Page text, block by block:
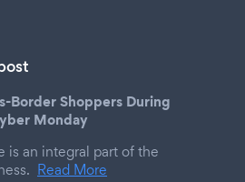
Border Shoppers During
Monday
is an integral part of the
Read More